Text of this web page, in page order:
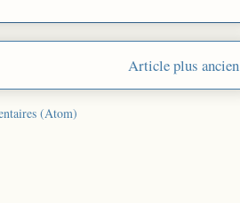
Article plus ancien
(Atom)